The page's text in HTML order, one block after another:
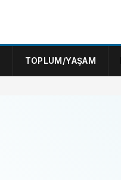
TOPLUM/YAŞAM